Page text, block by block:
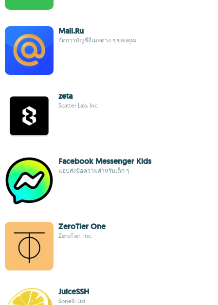
Mail.Ru
จัดการบัญชีอีเมลต่าง ๆ ของคุณ
zeta
Scatter Lab, Inc.
Facebook Messenger Kids
แอปส่งข้อความสำหรับเด็ก ๆ
ZeroTier One
ZeroTier, Inc.
JuiceSSH
Sonelli Ltd